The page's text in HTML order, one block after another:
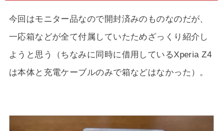
今回はモニター品なので開封済みのものなのだが、
一応箱などが全て付属していたためざっくり紹介し
ようと思う（ちなみに同時に借用しているXperia Z4
は本体と充電ケーブルのみで箱などはなかった）。